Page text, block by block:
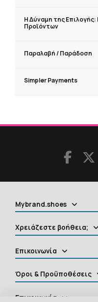
Η Δύναμη της
Προϊόντων
Παραλαβή / Παράδoση
Simpler Payments
Mybrand.shoes
Χρειάζεστε βοήθεια;
Επικοινωνία
Όροι & Προϋποθέσεις
Επικοινωνία